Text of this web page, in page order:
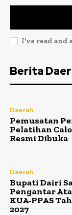
I've read and
Berita
Daerah
Pemusatan
Pelatihan
Resmi Dibuka
Daerah
Bupati Dairi
Pengantar
KUA-PPAS
2027